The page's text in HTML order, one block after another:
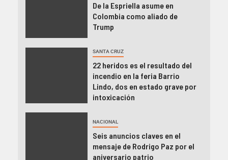
De la Espriella asume en
Colombia como aliado de
Trump
SANTA CRUZ
22 heridos es el resultado del
incendio en la feria Barrio
Lindo, dos en estado grave por
intoxicación
NACIONAL
Seis anuncios claves en el
mensaje de Rodrigo Paz por el
aniversario patrio